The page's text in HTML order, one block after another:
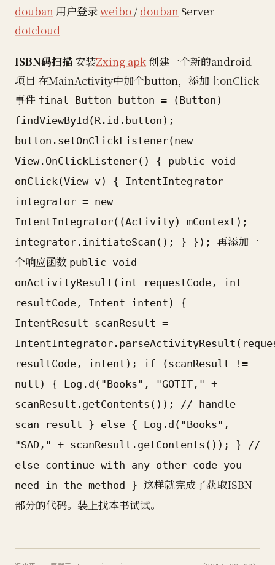
douban 用户登录weibo / douban Server
dotcloud
ISBN码扫描 安装Zxing apk创建一个新的android
项目 在MainActivity中加个button，添加上onClick
事件 final Button button = (Button)
findViewById(R.id.button);
button.setOnClickListener(new
View.OnClickListener() { public void
onClick(View v) { IntentIntegrator
integrator = new
IntentIntegrator((Activity) mContext);
integrator.initiateScan(); } }); 再添加一
个响应函数 public void
onActivityResult(int requestCode, int
resultCode, Intent intent) {
IntentResult scanResult =
resultCode, intent); if (scanResult !=
null) { Log.d("Books", "GOTIT," +
scanResult.getContents()); // handle
scan result } else { Log.d("Books",
"SAD," + scanResult.getContents()); } //
else continue with any other code you
need in the method } 这样就完成了获取ISBN
部分的代码。装上找本书试试。